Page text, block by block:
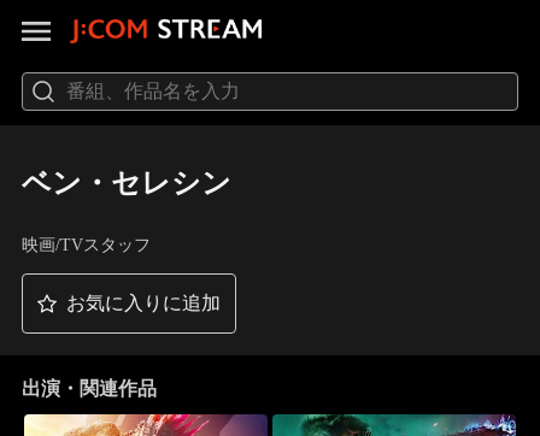
ベン・セレシン
映画/TVスタッフ
お気に入りに追加
出演・関連作品